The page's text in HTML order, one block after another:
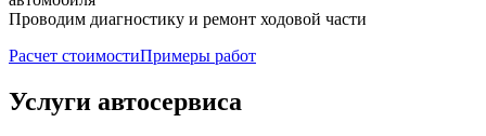
Проводим диагностику и ремонт ходовой части
Расчет стоимостиПримеры работ
Услуги автосервиса